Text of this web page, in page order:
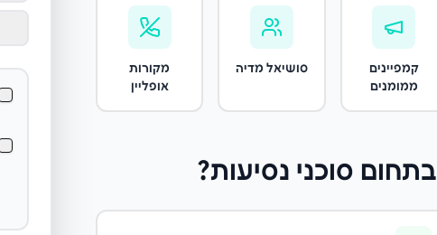
קמפיינים
ממומנים
סושיאל מדיה
מקורות
אופליין
בתחום סוכני נסיעות?